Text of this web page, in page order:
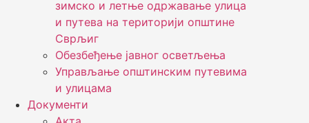
зимско и летње одржавање улица
и путева на територији општине
Сврљиг
Обезбеђење јавног осветљења
Управљање општинским путевима
и улицама
Документи